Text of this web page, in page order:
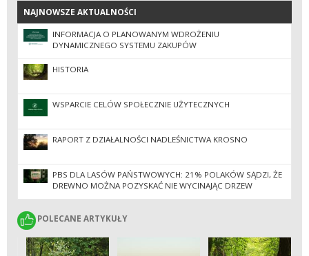
NAJNOWSZE AKTUALNOŚCI
NAJNOWSZE AKTUALNOŚCI
INFORMACJA O PLANOWANYM WDROŻENIU
DYNAMICZNEGO SYSTEMU ZAKUPÓW
HISTORIA
WSPARCIE CELÓW SPOŁECZNIE UŻYTECZNYCH
RAPORT Z DZIAŁALNOŚCI NADLEŚNICTWA KROSNO
PBS DLA LASÓW PAŃSTWOWYCH: 21% POLAKÓW SĄDZI, ŻE
DREWNO MOŻNA POZYSKAĆ NIE WYCINAJĄC DRZEW
POLECANE ARTYKUŁY
POLECANE ARTYKUŁY